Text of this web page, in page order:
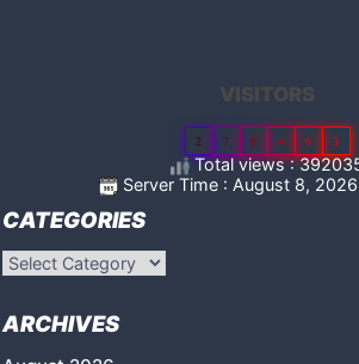
VISITORS
2 7 8 4 6 3
Total views :
Server Time : August 8,
CATEGORIES
Categories
ARCHIVES